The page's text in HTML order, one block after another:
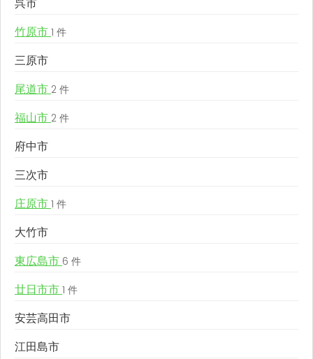
竹原市 1 件
三原市
尾道市 2 件
福山市 2 件
府中市
三次市
庄原市 1 件
大竹市
東広島市 6 件
廿日市市 1 件
安芸高田市
江田島市